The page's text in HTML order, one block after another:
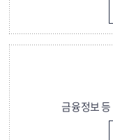
금융정보